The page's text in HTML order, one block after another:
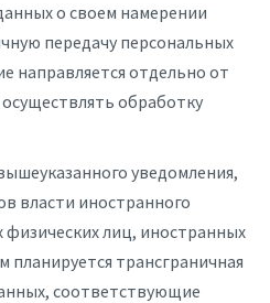
о своем намерении
передачу персональных
направляется отдельно от
обработку
уведомления,
власти иностранного
физических лиц, иностранных
трансграничная
соответствующие